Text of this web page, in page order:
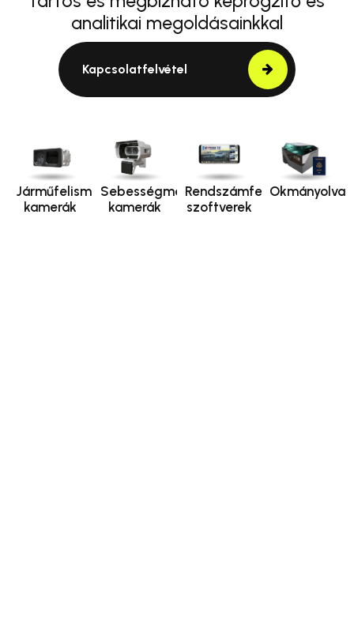
analitikai megoldásainkkal
Kapcsolatfelvétel
Járműfelismerő
kamerák
Sebességmérő
kamerák
Rendszámfelismerő
szoftverek